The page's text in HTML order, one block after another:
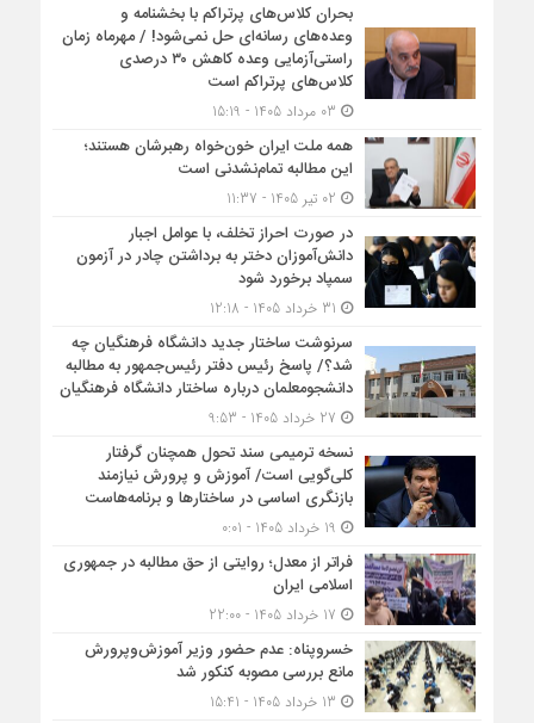
بحران کلاس‌های پرتراکم با بخشنامه و
وعده‌های رسانه‌ای حل نمی‌شود! / مهرماه زمان
راستی‌آزمایی وعده کاهش ۳۰ درصدی
کلاس‌های پرتراکم است
همه ملت ایران خون‌خواه رهبرشان هستند؛
این مطالبه تمام‌نشدنی است
در صورت احراز تخلف، با عوامل اجبار
دانش‌آموزان دختر به برداشتن چادر در آزمون
سمپاد برخورد شود
سرنوشت ساختار جدید دانشگاه فرهنگیان چه
شد؟/ پاسخ رئیس دفتر رئیس‌جمهور به مطالبه
دانشجومعلمان درباره ساختار دانشگاه فرهنگیان
نسخه ترمیمی سند تحول همچنان گرفتار
کلی‌گویی است/ آموزش و پرورش نیازمند
بازنگری اساسی در ساختارها و برنامه‌هاست
فراتر از معدل؛ روایتی از حق مطالبه در جمهوری
اسلامی ایران
خسروپناه: عدم حضور وزیر آموزش‌وپرورش
مانع بررسی مصوبه کنکور شد